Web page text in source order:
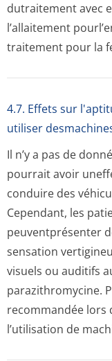
dutraitement avec
l’allaitement
traitement pour la
4.7. Effets sur
utiliser
Il n’y a pas de
pourrait avoir
conduire des
Cependant, les
peuventprésenter
sensation
visuels ou auditifs
parazithromycine.
recommandée lors
l’utilisation de